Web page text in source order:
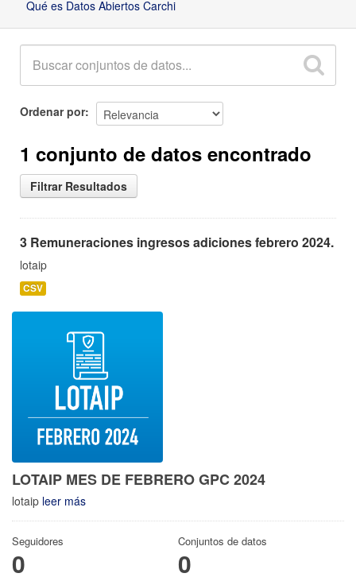
Qué es Datos Abiertos Carchi
Ordenar por
1 conjunto de datos encontrado
Filtrar Resultados
3 Remuneraciones ingresos adiciones febrero 2024.
lotaip
CSV
LOTAIP MES DE FEBRERO GPC 2024
lotaip leer más
Seguidores
0
Conjuntos de datos
0